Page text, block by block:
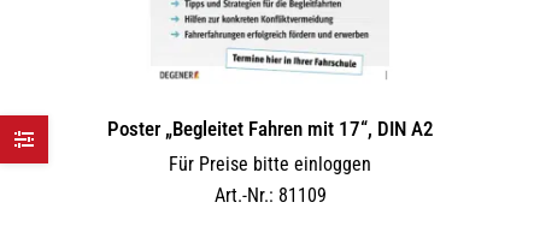
Poster „Begleitet Fahren mit 17“, DIN A2
Für Preise bitte einloggen
Art.-Nr.: 81109